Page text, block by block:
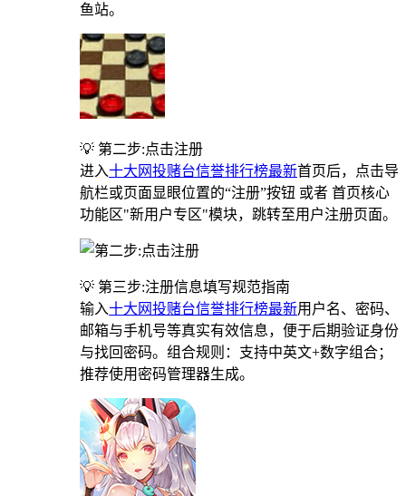
鱼站。
💡 第二步:点击注册
进入十大网投赌台信誉排行榜最新首页后，点击导
航栏或页面显眼位置的“注册”按钮 或者 首页核心
功能区"新用户专区"模块，跳转至用户注册页面。
💡 第三步:注册信息填写规范指南
输入十大网投赌台信誉排行榜最新用户名、密码、
邮箱与手机号等真实有效信息，便于后期验证身份
与找回密码。组合规则：支持中英文+数字组合；
推荐使用密码管理器生成。